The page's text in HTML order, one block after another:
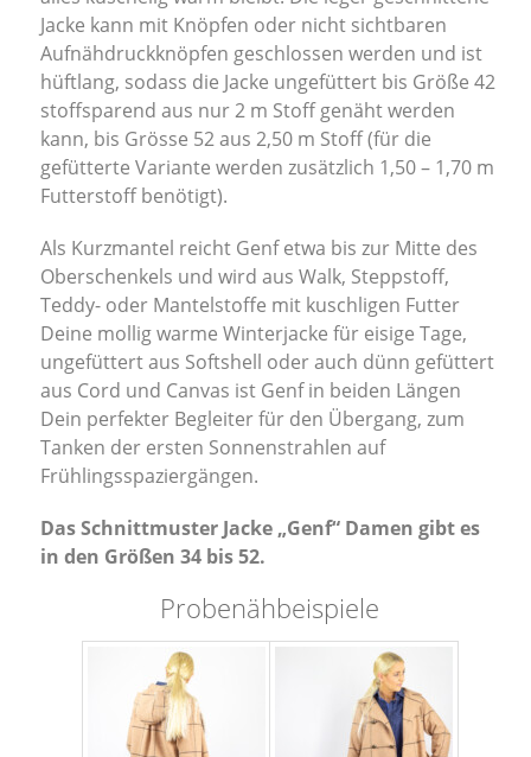
Jacke kann mit Knöpfen oder nicht sichtbaren
Aufnähdruckknöpfen geschlossen werden und ist
hüftlang, sodass die Jacke ungefüttert bis Größe 42
stoffsparend aus nur 2 m Stoff genäht werden
kann, bis Grösse 52 aus 2,50 m Stoff (für die
gefütterte Variante werden zusätzlich 1,50 – 1,70 m
Futterstoff benötigt).
Als Kurzmantel reicht Genf etwa bis zur Mitte des
Oberschenkels und wird aus Walk, Steppstoff,
Teddy- oder Mantelstoffe mit kuschligen Futter
Deine mollig warme Winterjacke für eisige Tage,
ungefüttert aus Softshell oder auch dünn gefüttert
aus Cord und Canvas ist Genf in beiden Längen
Dein perfekter Begleiter für den Übergang, zum
Tanken der ersten Sonnenstrahlen auf
Frühlingsspaziergängen.
Das Schnittmuster Jacke „Genf“ Damen gibt es
in den Größen 34 bis 52.
Probenähbeispiele